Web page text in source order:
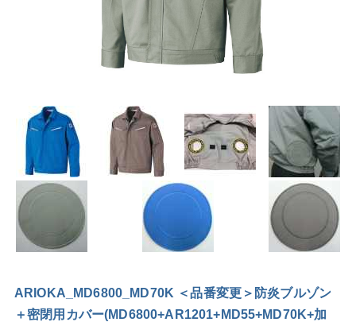
ARIOKA_MD6800_MD70K ＜品番変更＞防炎ブルゾン
＋密閉用カバー(MD6800+AR1201+MD55+MD70K+加